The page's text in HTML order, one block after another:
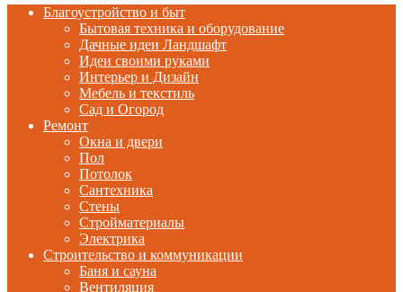
Благоустройство и быт
Бытовая техника и оборудование
Дачные идеи Ландшафт
Идеи своими руками
Интерьер и Дизайн
Мебель и текстиль
Сад и Огород
Ремонт
Окна и двери
Пол
Потолок
Сантехника
Стены
Стройматериалы
Электрика
Строительство и коммуникации
Баня и сауна
Вентиляция